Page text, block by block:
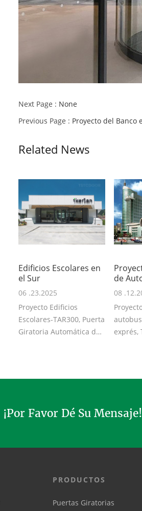
Next Page : None
Previous Page : Proyecto del Banco
Related News
Edificios Escolares en
el Sur
06 .23.2025
Proyecto Edificios
Escolares-TAR300, Puerta
Giratoria Automática de
de
08
exprés,
¡Por Favor Dé Su Mensaje!
PRODUCTOS
Puertas Giratorias